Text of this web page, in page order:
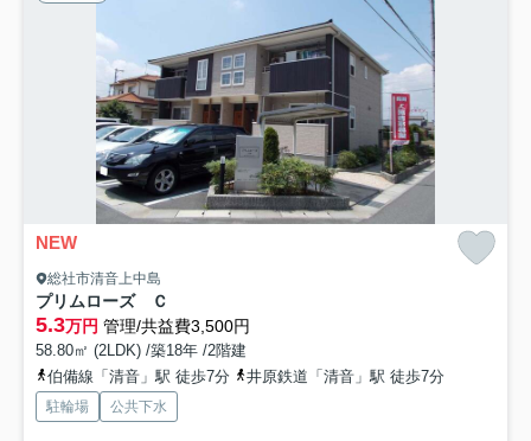
NEW
総社市清音上中島
プリムローズ Ｃ
5.3万円 管理/共益費3,500円
58.80㎡ (2LDK) /築18年 /2階建
伯備線「清音」駅 徒歩7分
井原鉄道「清音」駅 徒歩7分
駐輪場 公共下水